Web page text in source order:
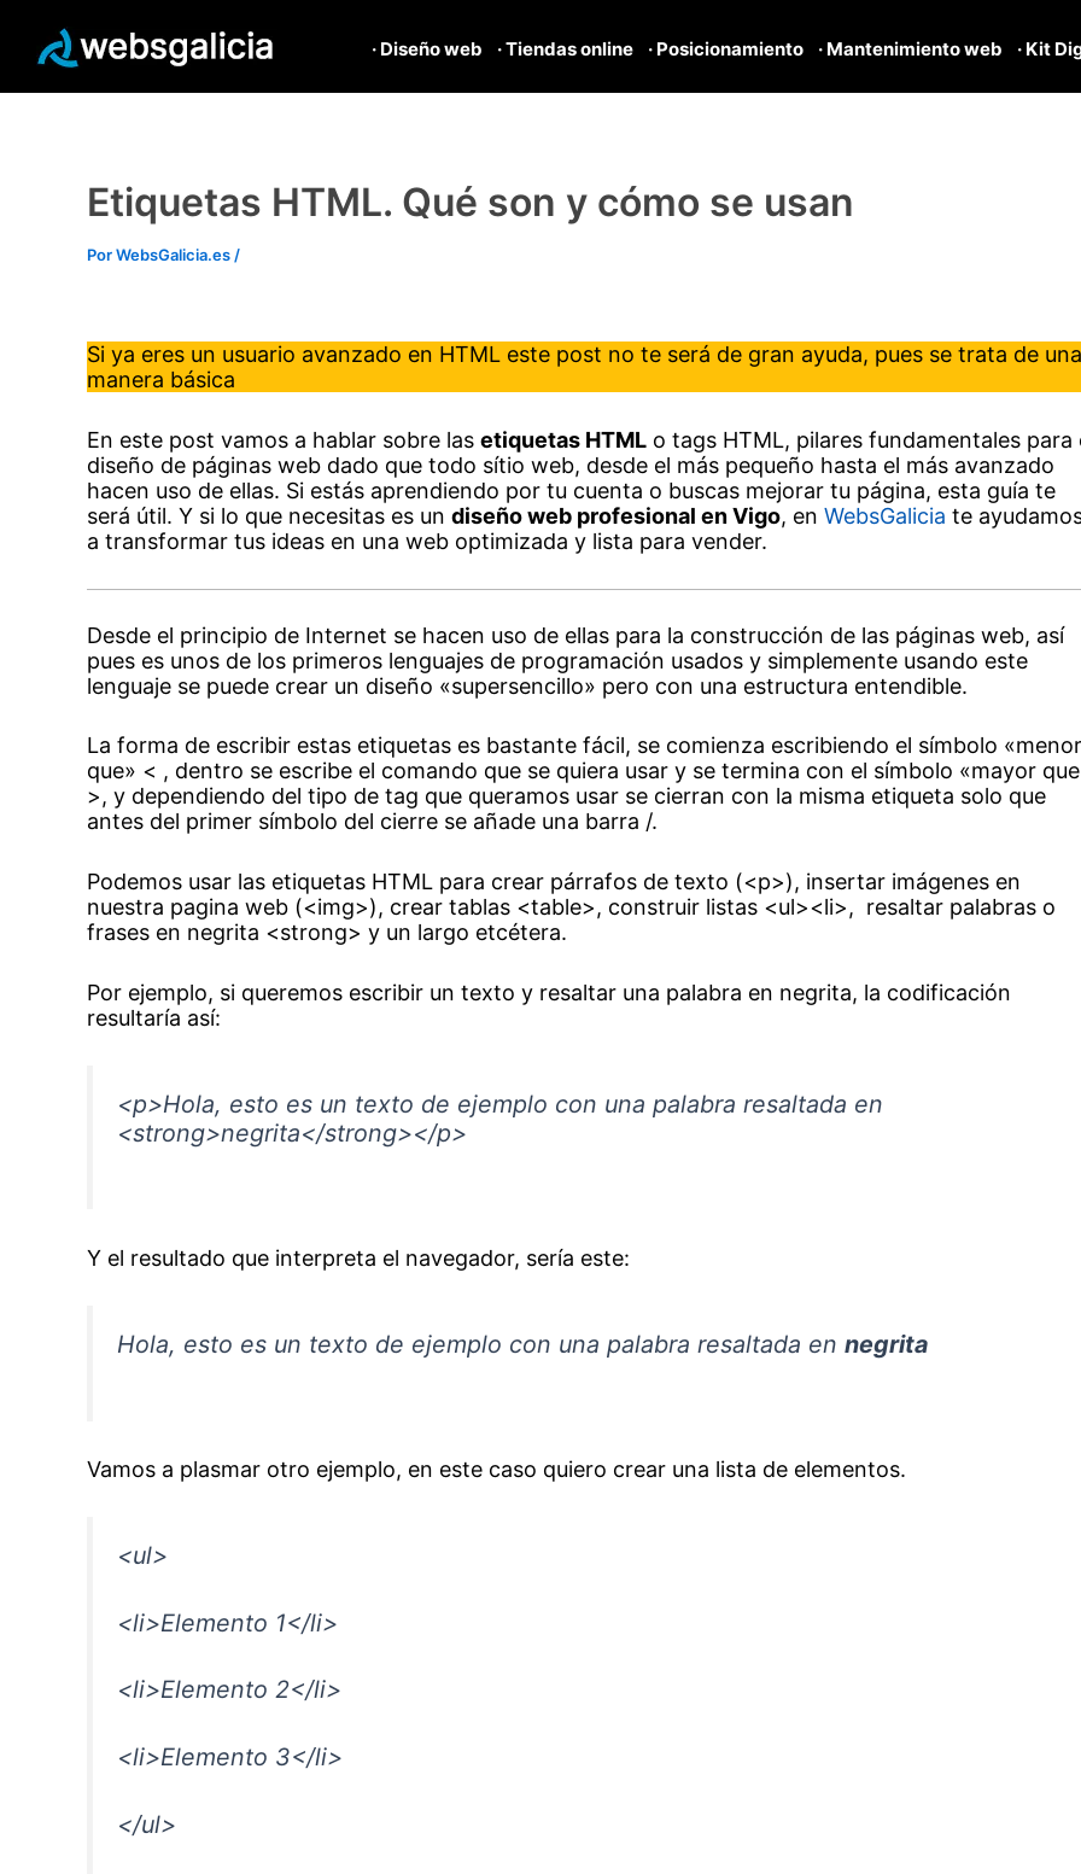
· Diseño web · Tiendas online · Posicionamiento · Mantenimiento web · Kit
Etiquetas HTML. Qué son y cómo se usan
PorWebsGalicia.es /
Si ya eres un usuario avanzado en HTML este post no te será de gran ayuda, pues se trata de una
manera básica
En este post vamos a hablar sobre las etiquetas HTML o tags HTML, pilares fundamentales para
diseño de páginas web dado que todo sítio web, desde el más pequeño hasta el más avanzado
hacen uso de ellas. Si estás aprendiendo por tu cuenta o buscas mejorar tu página, esta guía te
será útil. Y si lo que necesitas es un diseño web profesional en Vigo, en WebsGalicia te
a transformar tus ideas en una web optimizada y lista para vender.
Desde el principio de Internet se hacen uso de ellas para la construcción de las páginas web, así
pues es unos de los primeros lenguajes de programación usados y simplemente usando este
lenguaje se puede crear un diseño «supersencillo» pero con una estructura entendible.
La forma de escribir estas etiquetas es bastante fácil, se comienza escribiendo el símbolo «menor
que» < , dentro se escribe el comando que se quiera usar y se termina con el símbolo «mayor
>, y dependiendo del tipo de tag que queramos usar se cierran con la misma etiqueta solo que
antes del primer símbolo del cierre se añade una barra /.
Podemos usar las etiquetas HTML para crear párrafos de texto (<p>), insertar imágenes en
nuestra pagina web (<img>), crear tablas <table>, construir listas <ul><li>, resaltar palabras o
frases en negrita <strong> y un largo etcétera.
Por ejemplo, si queremos escribir un texto y resaltar una palabra en negrita, la codificación
resultaría así:
<p>Hola, esto es un texto de ejemplo con una palabra resaltada en
<strong>negrita</strong></p>
Y el resultado que interpreta el navegador, sería este:
Hola, esto es un texto de ejemplo con una palabra resaltada en negrita
Vamos a plasmar otro ejemplo, en este caso quiero crear una lista de elementos.
<ul>
<li>Elemento 1</li>
<li>Elemento 2</li>
<li>Elemento 3</li>
</ul>